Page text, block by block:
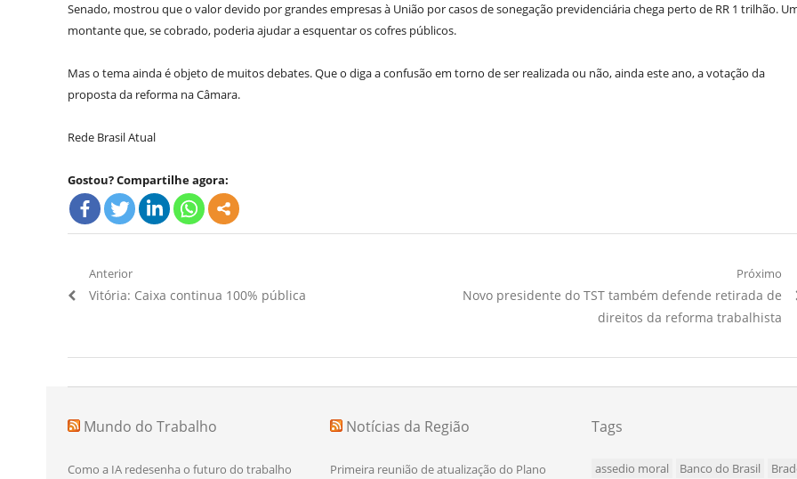
Senado, mostrou que o valor devido por grandes empresas à União por casos de sonegação previdenciária chega perto de RR 1 trilhão.
montante que, se cobrado, poderia ajudar a esquentar os cofres públicos.
Mas o tema ainda é objeto de muitos debates. Que o diga a confusão em torno de ser realizada ou não, ainda este ano, a votação da
proposta da reforma na Câmara.
Rede Brasil Atual
Gostou? Compartilhe agora:
Navegação
de
Anterior
Artigo
Vitória: Caixa continua 100% pública
Próximo
Próximo
Novo presidente do TST também defende retirada de
direitos da reforma trabalhista
Mundo do Trabalho
Como a IA redesenha o futuro do trabalho
Notícias da Região
Primeira reunião de atualização do Plano
Tags
assedio moral Banco do Brasil